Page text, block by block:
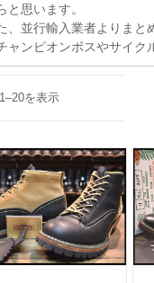
と思います。
、並行輸入業者よりまと
ャンピオンボスやサイク
を表示